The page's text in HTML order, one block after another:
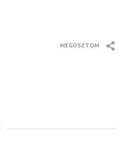
MEGOSZTOM